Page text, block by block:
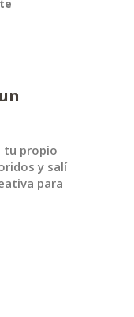
tu propio
y salí
para